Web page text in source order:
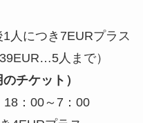
人につき7EURプラス
人まで）
チケット）
：00～7：00